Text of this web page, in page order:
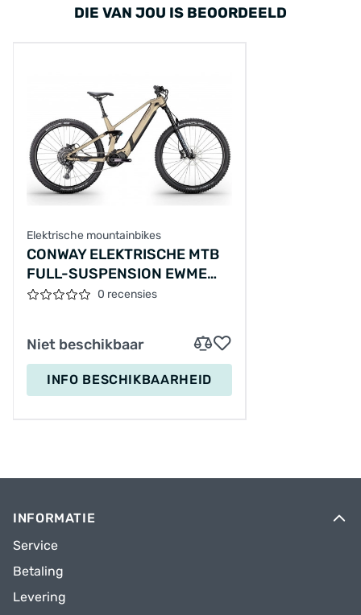
DIE VAN JOU IS BEOORDEELD
Elektrische mountainbikes
CONWAY ELEKTRISCHE MTB
FULL-SUSPENSION EWME
2.0 №2 29"/44CM-
0 recensies
Niet beschikbaar
INFO BESCHIKBAARHEID
INFORMATIE
Service
Betaling
Levering